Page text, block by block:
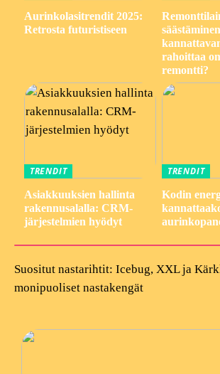
Aurinkolasitrendit 2025:
Retrosta futuristiseen
rahoittaa
remontti?
TRENDIT
Asiakkuuksien hallinta
rakennusalalla: CRM-
järjestelmien hyödyt
TRENDIT
Kodin
Suositut nastarihtit: Icebug, XXL ja
monipuoliset nastakengät